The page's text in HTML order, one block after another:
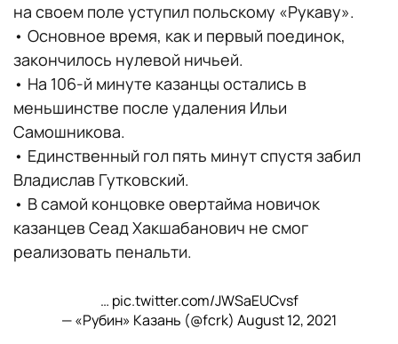
на своем поле уступил польскому «Рукаву».
• Основное время, как и первый поединок,
закончилось нулевой ничьей.
• На 106-й минуте казанцы остались в
меньшинстве после удаления Ильи
Самошникова.
• Единственный гол пять минут спустя забил
Владислав Гутковский.
• В самой концовке овертайма новичок
казанцев Сеад Хакшабанович не смог
реализовать пенальти.
… pic.twitter.com/JWSaEUCvsf
— «Рубин» Казань (@fcrk) August 12, 2021